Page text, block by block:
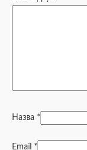
Назва *
Email *